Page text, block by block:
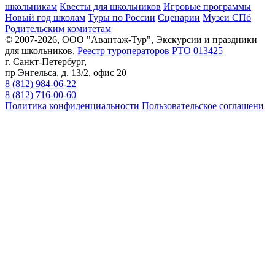
школьникам Квесты для школьников Игровые программы
Новый год школам Туры по России Сценарии Музеи СПб
Родительским комитетам
© 2007-2026, ООО "Авантаж-Тур", Экскурсии и праздники
для школьников, Реестр туроператоров РТО 013425
г. Санкт-Петербург,
пр Энгельса, д. 13/2, офис 20
8 (812) 984-06-22
8 (812) 716-00-60
Политика конфиденциальности Пользовательское соглашени